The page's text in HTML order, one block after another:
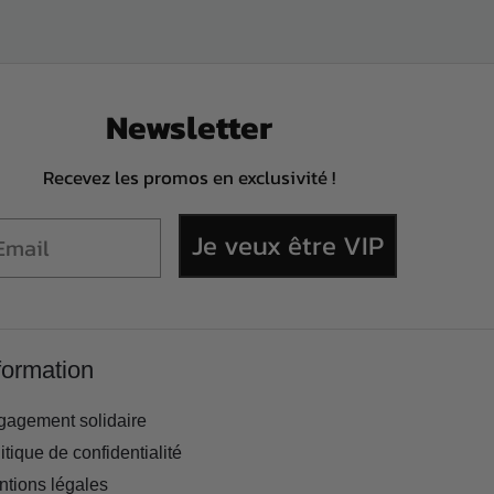
Newsletter
Recevez les promos en exclusivité !
Je veux être VIP
solidaire
de confidentialité
légales